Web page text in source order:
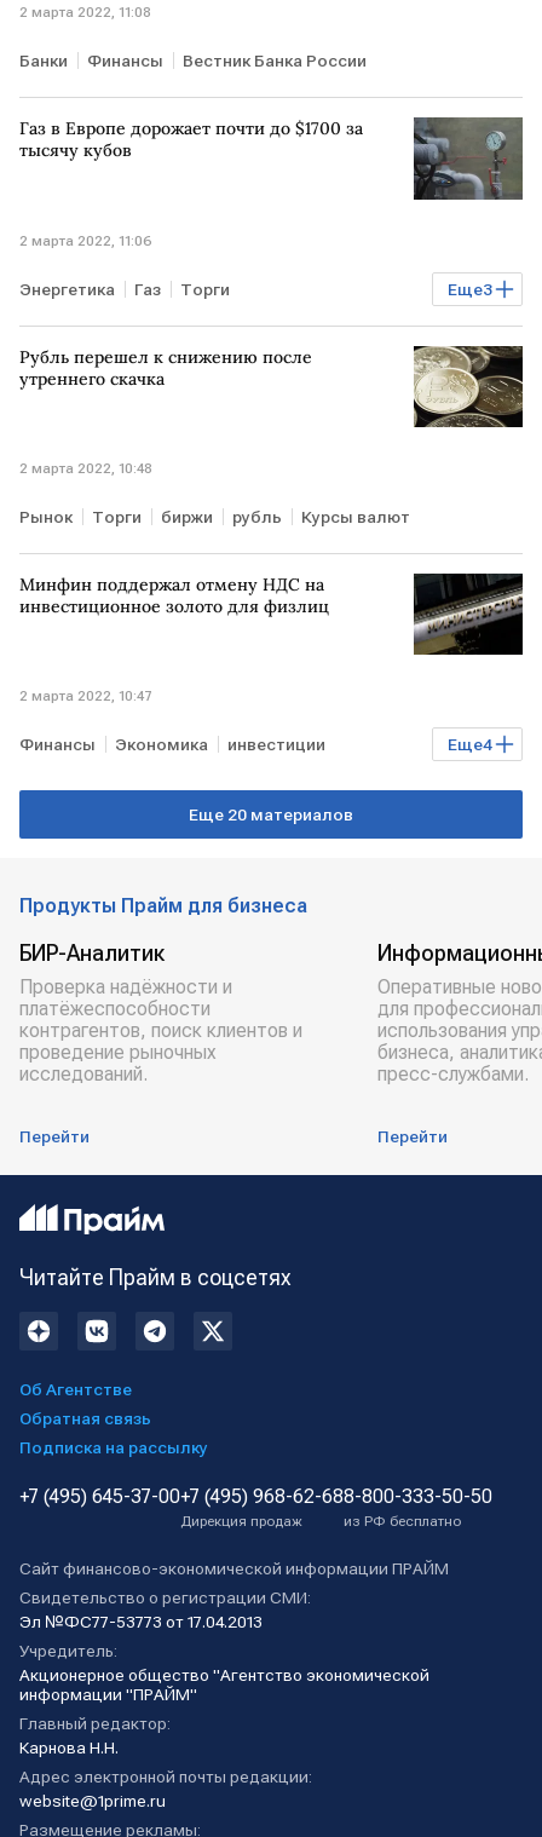
2 марта 2022, 11:08
Банки Финансы Вестник Банка России
Газ в Европе дорожает почти до $1700 за
тысячу кубов
2 марта 2022, 11:06
Еще3
Энергетика Газ Торги
Глобальный энергокризис биржи ЕВРОПА
Рубль перешел к снижению после
утреннего скачка
2 марта 2022, 10:48
Рынок Торги биржи рубль Курсы валют
Минфин поддержал отмену НДС на
инвестиционное золото для физлиц
2 марта 2022, 10:47
Еще4
Финансы Экономика инвестиции
Минфин РФ золото Налоги
НДС
Еще 20 материалов
Продукты Прайм для бизнеса
БИР-Аналитик
Проверка надёжности и
платёжеспособности
контрагентов, поиск клиентов и
проведение рыночных
исследований.
Перейти
Оперативные
для
использования
бизнеса,
пресс-службами.
Перейти
Читайте Прайм в соцсетях
Об Агентстве
Обратная связь
Подписка на рассылку
+7 (495) 645-37-00+7 (495) 968-62-68
Дирекция продаж
8-800-333-50-50
из РФ бесплатно
Сайт финансово-экономической информации ПРАЙМ
Свидетельство о регистрации СМИ:
Эл №ФС77-53773 от 17.04.2013
Учредитель:
Акционерное общество "Агентство экономической
информации "ПРАЙМ"
Главный редактор:
Карнова Н.Н.
Адрес электронной почты редакции:
website@1prime.ru
Размещение рекламы: